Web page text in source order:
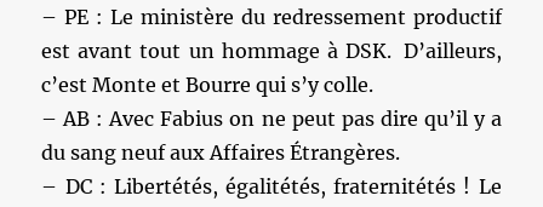
– PE : Le ministère du redressement productif
est avant tout un hommage à DSK. D’ailleurs,
c’est Monte et Bourre qui s’y colle.
– AB : Avec Fabius on ne peut pas dire qu’il y a
du sang neuf aux Affaires Étrangères.
– DC : Libertétés, égalitétés, fraternitétés ! Le